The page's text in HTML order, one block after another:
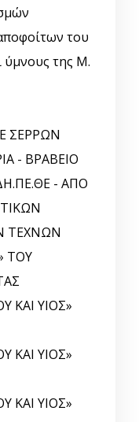
του
ύμνους της Μ.
ΣΕΡΡΩΝ
- ΒΡΑΒΕΙΟ
- ΑΠΟ
ΤΕΧΝΩΝ
ΤΟΥ
ΚΑΙ ΥΙΟΣ»
ΚΑΙ ΥΙΟΣ»
ΚΑΙ ΥΙΟΣ»